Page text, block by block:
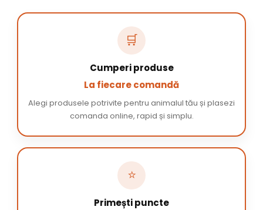
🛒
Cumperi produse
La fiecare comandă
Alegi produsele potrivite pentru animalul tău și plasezi
comanda online, rapid și simplu.
⭐
Primești puncte